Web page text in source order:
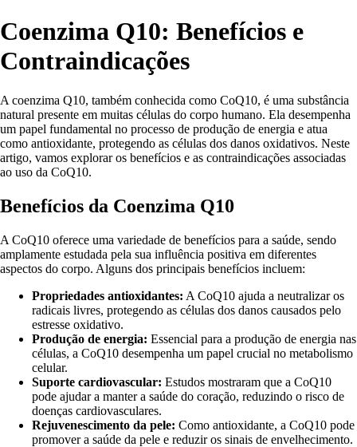
Coenzima Q10: Benefícios e
Contraindicações
A coenzima Q10, também conhecida como CoQ10, é uma substância
natural presente em muitas células do corpo humano. Ela desempenha
um papel fundamental no processo de produção de energia e atua
como antioxidante, protegendo as células dos danos oxidativos. Neste
artigo, vamos explorar os benefícios e as contraindicações associadas
ao uso da CoQ10.
Benefícios da Coenzima Q10
A CoQ10 oferece uma variedade de benefícios para a saúde, sendo
amplamente estudada pela sua influência positiva em diferentes
aspectos do corpo. Alguns dos principais benefícios incluem:
Propriedades antioxidantes: A CoQ10 ajuda a neutralizar os
radicais livres, protegendo as células dos danos causados pelo
estresse oxidativo.
Produção de energia: Essencial para a produção de energia nas
células, a CoQ10 desempenha um papel crucial no metabolismo
celular.
Suporte cardiovascular: Estudos mostraram que a CoQ10
pode ajudar a manter a saúde do coração, reduzindo o risco de
doenças cardiovasculares.
Rejuvenescimento da pele: Como antioxidante, a CoQ10 pode
promover a saúde da pele e reduzir os sinais de envelhecimento.